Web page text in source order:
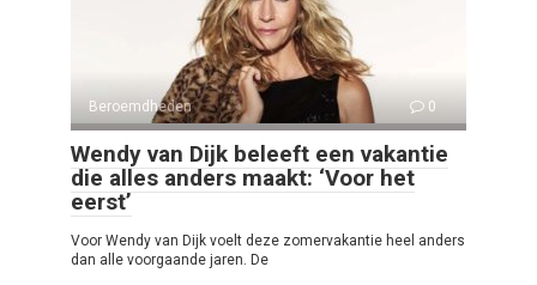
Beroemdheden 0
Wendy van Dijk beleeft een vakantie
die alles anders maakt: ‘Voor het
eerst’
Voor Wendy van Dijk voelt deze zomervakantie heel anders
dan alle voorgaande jaren. De